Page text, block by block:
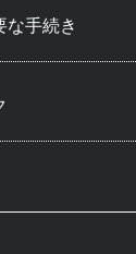
な手続き